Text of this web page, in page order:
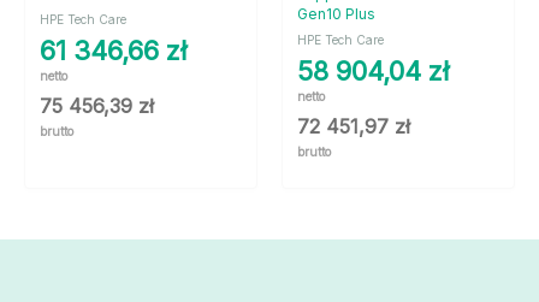
HPE Tech Care
61 346,66 zł
netto
75 456,39 zł
brutto
Gen10 Plus
HPE Tech Care
58 904,04 zł
netto
72 451,97 zł
brutto